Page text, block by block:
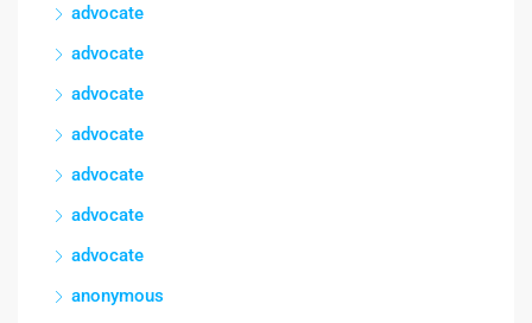
advocate
advocate
advocate
advocate
advocate
advocate
advocate
anonymous